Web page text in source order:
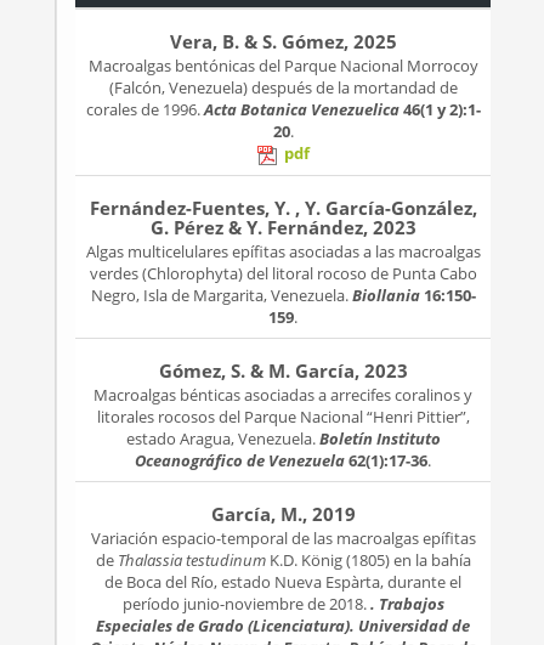
Vera, B. & S. Gómez, 2025
Macroalgas bentónicas del Parque Nacional Morrocoy
(Falcón, Venezuela) después de la mortandad de
corales de 1996.Acta Botanica Venezuelica46(1 y 2):1-
20.
pdf
Fernández-Fuentes, Y. , Y. García-González,
G. Pérez & Y. Fernández, 2023
Algas multicelulares epífitas asociadas a las macroalgas
verdes (Chlorophyta) del litoral rocoso de Punta Cabo
Negro, Isla de Margarita, Venezuela.Biollania16:150-
159.
Gómez, S. & M. García, 2023
Macroalgas bénticas asociadas a arrecifes coralinos y
litorales rocosos del Parque Nacional “Henri Pittier”,
estado Aragua, Venezuela.Boletín Instituto
Oceanográfico de Venezuela62(1):17-36.
García, M., 2019
Variación espacio-temporal de las macroalgas epífitas
de Thalassia testudinumK.D. König (1805) en la bahía
de Boca del Río, estado Nueva Espàrta, durante el
período junio-noviembre de 2018.. Trabajos
Especiales de Grado (Licenciatura). Universidad de